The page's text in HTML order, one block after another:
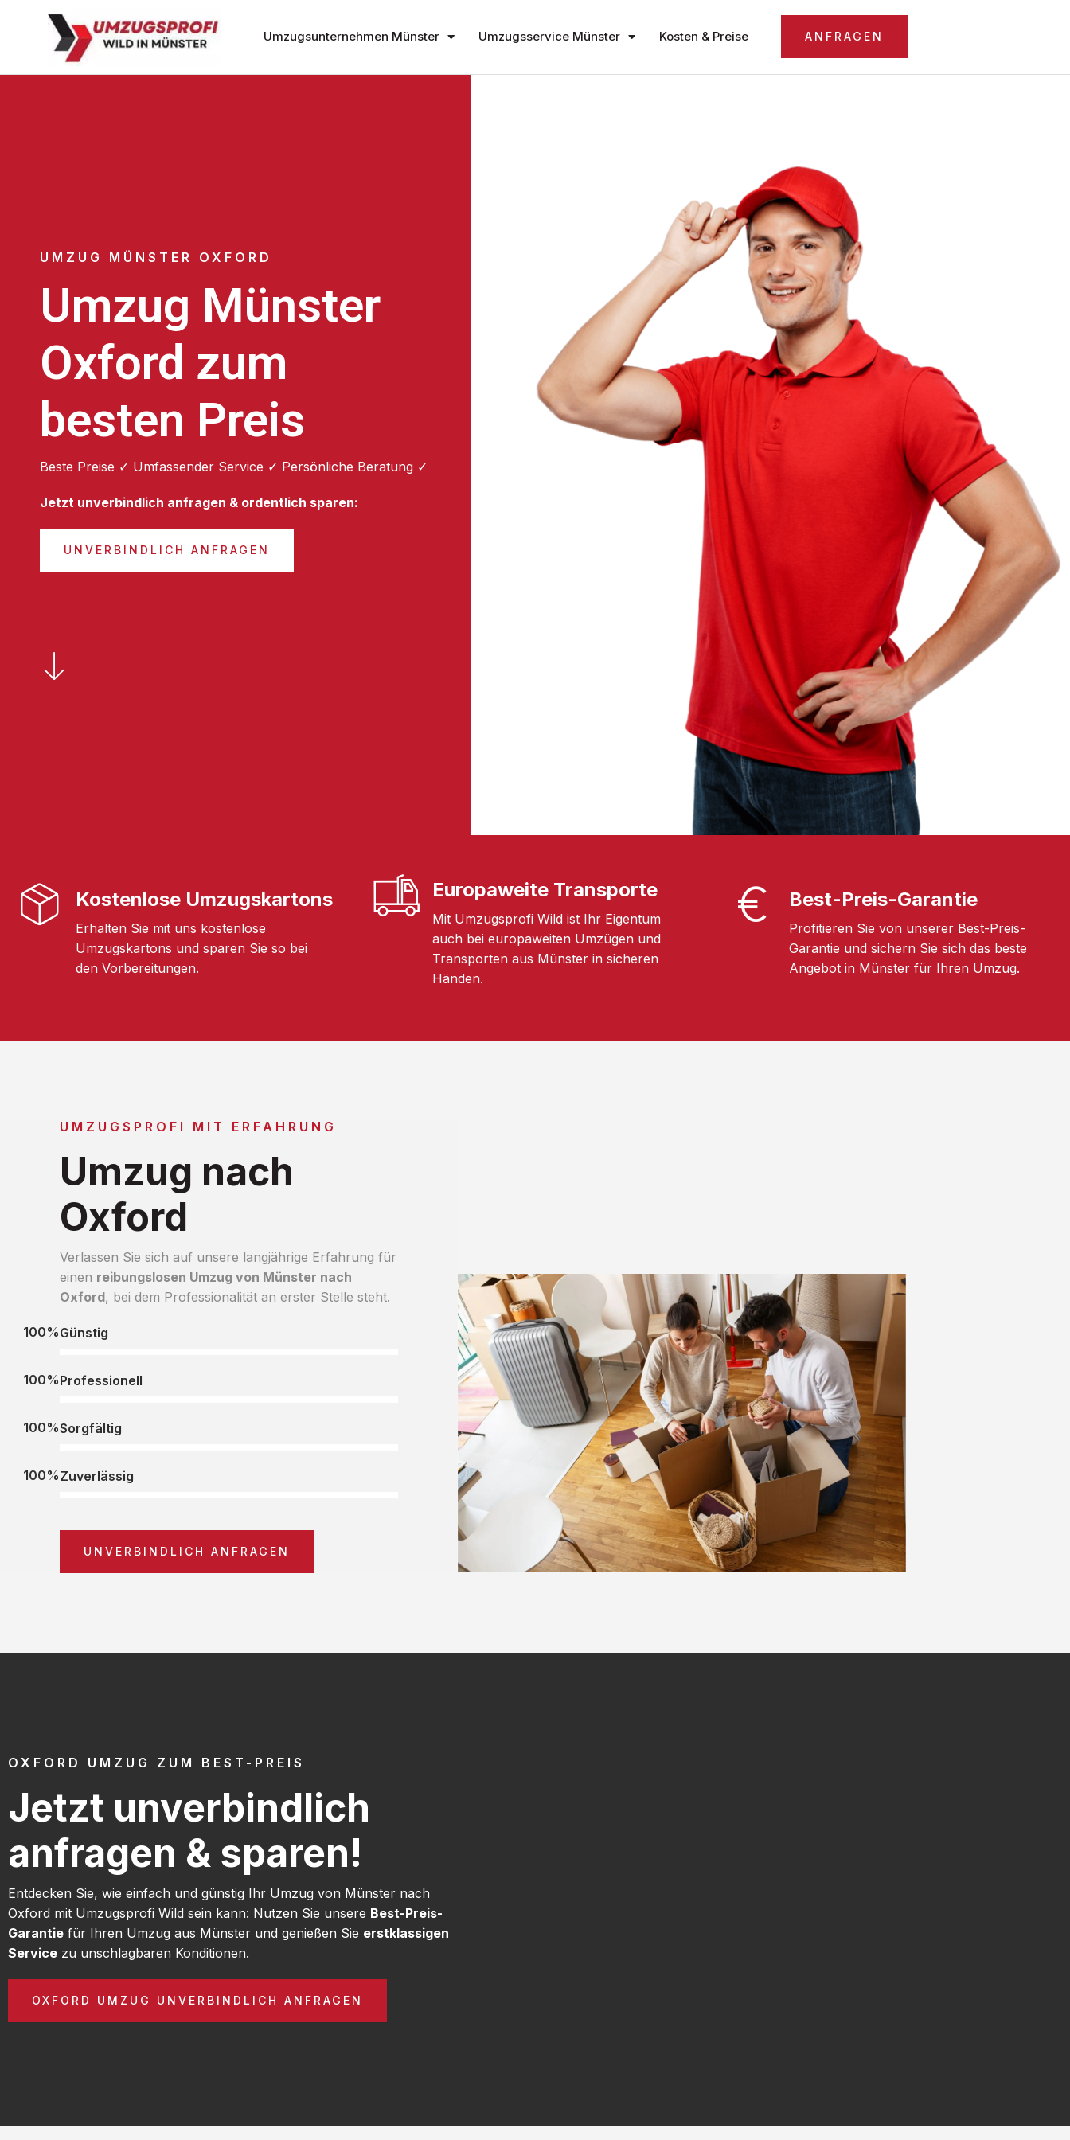
Umzugsunternehmen Münster Umzugsservice Münster Kosten & Preise ANFRAGEN
UMZUG MÜNSTER OXFORD
Umzug Münster
Oxford zum
besten Preis
Beste Preise ✓ Umfassender Service ✓ Persönliche Beratung ✓
Jetzt unverbindlich anfragen & ordentlich sparen:
UNVERBINDLICH ANFRAGEN
Kostenlose Umzugskartons
Erhalten Sie mit uns kostenlose
Umzugskartons und sparen Sie so bei
den Vorbereitungen.
Europaweite Transporte
Mit Umzugsprofi Wild ist Ihr Eigentum
auch bei europaweiten Umzügen und
Transporten aus Münster in sicheren
Händen.
Best-Preis-Garantie
Profitieren Sie von unserer Best-Preis-
Garantie und sichern Sie sich das beste
Angebot in Münster für Ihren Umzug.
UMZUGSPROFI MIT ERFAHRUNG
Umzug nach
Oxford
Verlassen Sie sich auf unsere langjährige Erfahrung für
einen reibungslosen Umzug von Münster nach
Oxford, bei dem Professionalität an erster Stelle steht.
Günstig
100%
Professionell
100%
Sorgfältig
100%
Zuverlässig
100%
UNVERBINDLICH ANFRAGEN
OXFORD UMZUG ZUM BEST-PREIS
Jetzt unverbindlich
anfragen & sparen!
Entdecken Sie, wie einfach und günstig Ihr Umzug von Münster nach
Oxford mit Umzugsprofi Wild sein kann: Nutzen Sie unsere Best-Preis-
Garantie für Ihren Umzug aus Münster und genießen Sie erstklassigen
Service zu unschlagbaren Konditionen.
OXFORD UMZUG UNVERBINDLICH ANFRAGEN